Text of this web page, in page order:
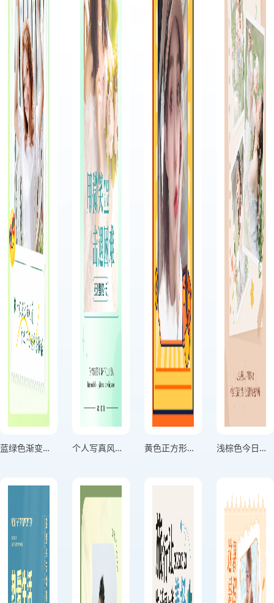
蓝绿色渐变分享生活记录海报 个人写真风格用微笑击退困难绿色竖版海报 黄色正方形头像个人头像海报 浅棕色今日份美丽个人心情海报